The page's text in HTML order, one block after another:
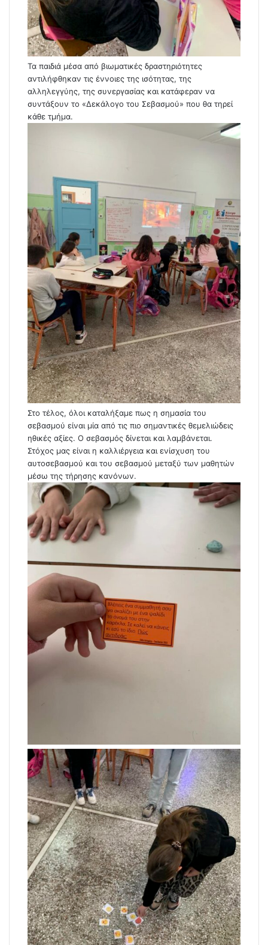
Τα παιδιά μέσα από βιωματικές δραστηριότητες
αντιλήφθηκαν τις έννοιες της ισότητας, της
αλληλεγγύης, της συνεργασίας και κατάφεραν να
συντάξουν το «Δεκάλογο του Σεβασμού» που θα τηρεί
κάθε τμήμα.
Στο τέλος, όλοι καταλήξαμε πως η σημασία του
σεβασμού είναι μία από τις πιο σημαντικές θεμελιώδεις
ηθικές αξίες. Ο σεβασμός δίνεται και λαμβάνεται.
Στόχος μας είναι η καλλιέργεια και ενίσχυση του
αυτοσεβασμού και του σεβασμού μεταξύ των μαθητών
μέσω της τήρησης κανόνων.